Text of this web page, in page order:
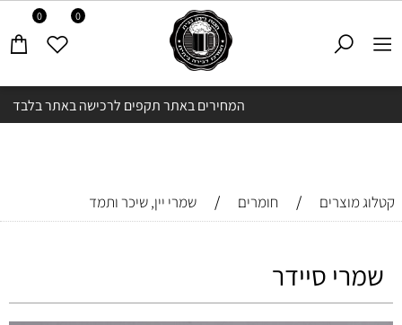
המחירים באתר תקפים לרכישה באתר בלבד
0 0
קטלוג מוצרים / חומרים / שמרי יין, שיכר ותמד
שמרי סיידר